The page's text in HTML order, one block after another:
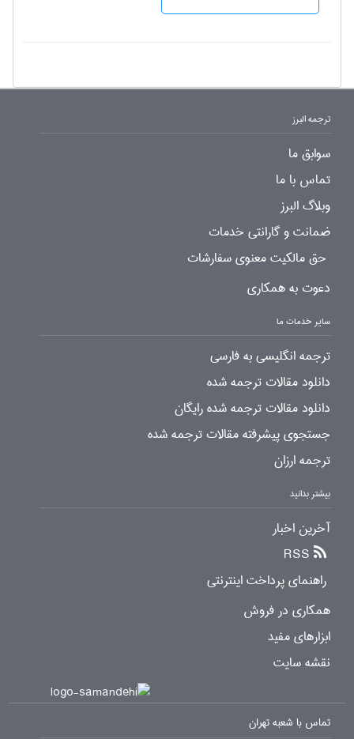
ترجمه البرز
سوابق ما
تماس با ما
وبلاگ البرز
ضمانت و گارانتی خدمات
حق مالکیت معنوی سفارشات
دعوت به همکاری
سایر خدمات ما
ترجمه انگلیسی به فارسی
دانلود مقالات ترجمه شده
دانلود مقالات ترجمه شده رایگان
جستجوی پیشرفته مقالات ترجمه شده
ترجمه ارزان
بیشتر بدانید
آخرین اخبار
RSS
راهنمای پرداخت اینترنتی
همکاری در فروش
ابزارهای مفید
نقشه سایت
تماس با شعبه تهران